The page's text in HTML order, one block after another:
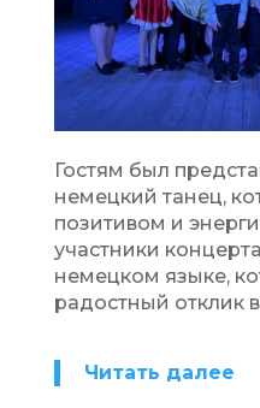
Гостям был
немецкий танец,
позитивом и
участники
немецком языке,
радостный отклик
Читать далее